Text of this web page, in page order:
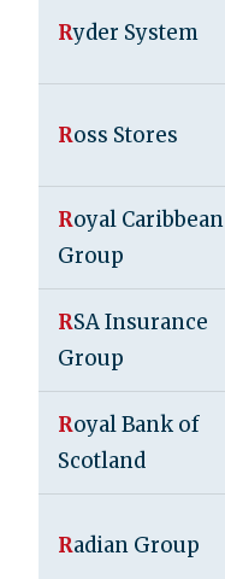
Ryder System
Ross Stores
Royal Caribbean
Group
RSA Insurance
Group
Royal Bank of
Scotland
Radian Group